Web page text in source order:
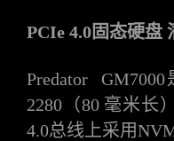
PCIe 4.0固态硬盘
Predator GM7000
2280（80 毫米长
4.0总线上采用